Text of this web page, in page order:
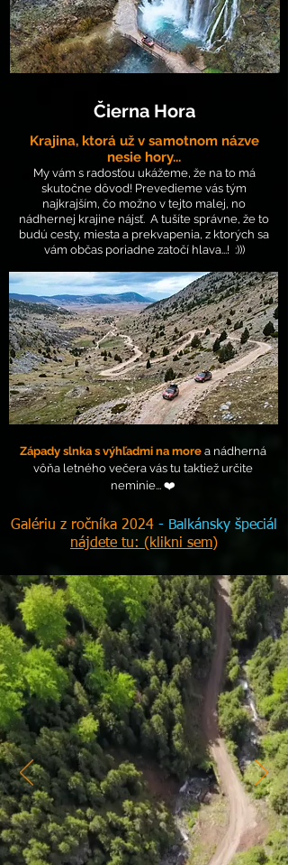
Čierna Hora
Krajina, ktorá už v samotnom názve
nesie hory...
My vám s radosťou ukážeme, že na to má
skutočne dôvod! Prevedieme vás tým
najkrajším, čo možno v tejto malej, no
nádhernej krajine nájsť. A tušíte správne, že to
budú cesty, miesta a prekvapenia, z ktorých sa
vám občas poriadne zatočí hlava...! :)))
Západy slnka s výhľadmi na more a nádherná
vôňa letného večera vás tu taktiež určite
neminie... ❤️
Galériu z ročníka 2024 - Balkánsky špeciál
nájdete tu: (klikni sem)